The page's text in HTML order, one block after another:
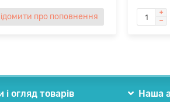
Повідомити про поповнення
і огляд товарів Наша